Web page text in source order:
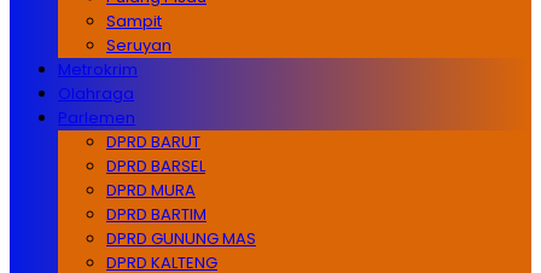
Sampit
Seruyan
Metrokrim
Olahraga
Parlemen
DPRD BARUT
DPRD BARSEL
DPRD MURA
DPRD BARTIM
DPRD GUNUNG MAS
DPRD KALTENG